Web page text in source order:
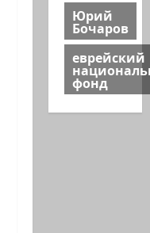
Юрий
Бочаров
еврейский
фонд